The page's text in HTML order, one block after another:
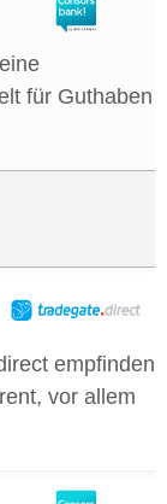
für Guthaben
empfinden
vor allem